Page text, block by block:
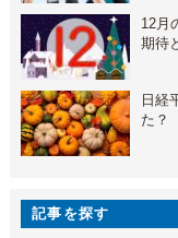
12月
期待
日経
た？
記事を探す